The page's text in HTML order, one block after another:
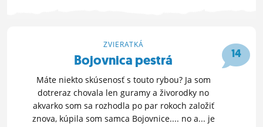
14
ZVIERATKÁ
Bojovnica pestrá
Máte niekto skúsenosť s touto rybou? Ja som
dotreraz chovala len guramy a živorodky no
akvarko som sa rozhodla po par rokoch založiť
znova, kúpila som samca Bojovnice.... no a... je